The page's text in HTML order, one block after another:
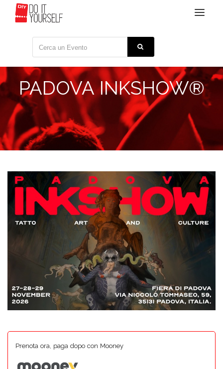
Toggle
PADOVA INKSHOW®
Prenota ora, paga dopo con Mooney